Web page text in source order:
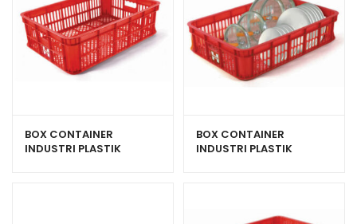
BOX CONTAINER
INDUSTRI PLASTIK
BOX CONTAINER
INDUSTRI PLASTIK